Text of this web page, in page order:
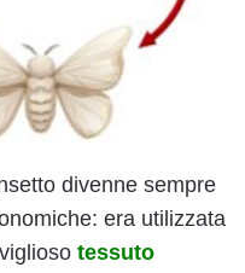
divenne sempre
era utilizzata
tessuto